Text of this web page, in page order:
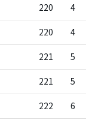
220 4
220 4
221 5
221 5
222 6